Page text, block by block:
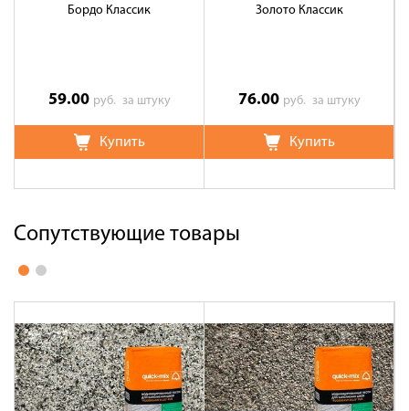
Бордо Классик
59.00 руб. за штуку
Купить
Золото Классик
76.00 руб. за штуку
Купить
Сопутствующие товары